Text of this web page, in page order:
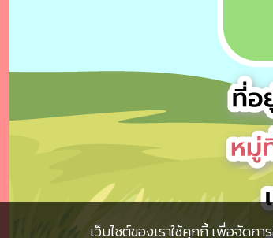
แสดงข้อมูลตั้งแต่ 1 ถึง 10
จากข้อมูลทั้งหมด 0 ข้อมูล
เว็บไซต์ของเราใช้คุกกี้ เพื่อจัด